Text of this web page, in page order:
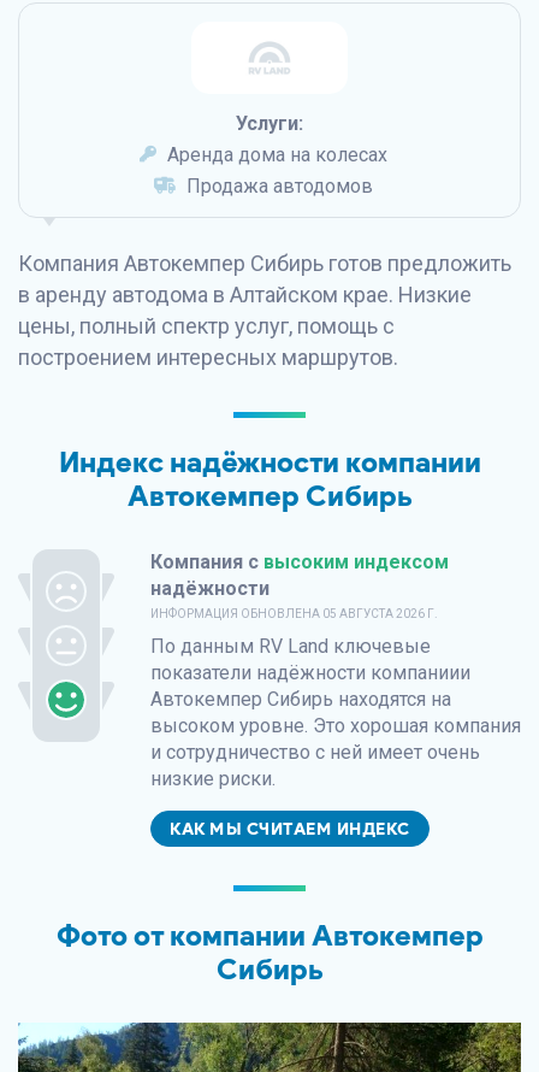
Услуги:
Аренда дома на колесах
Продажа автодомов
Компания Автокемпер Сибирь готов предложить
в аренду автодома в Алтайском крае. Низкие
цены, полный спектр услуг, помощь с
построением интересных маршрутов.
Индекс надёжности компании
Автокемпер Сибирь
Компания с высоким индексом
надёжности
ИНФОРМАЦИЯ ОБНОВЛЕНА 05 АВГУСТА 2026 Г.
По данным RV Land ключевые
показатели надёжности компаниии
Автокемпер Сибирь находятся на
высоком уровне. Это хорошая компания
и сотрудничество с ней имеет очень
низкие риски.
КАК МЫ СЧИТАЕМ ИНДЕКС
Фото от компании Автокемпер
Сибирь